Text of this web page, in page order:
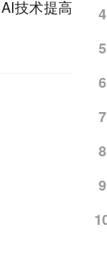
AI技术提高
4
5
6
7
8
9